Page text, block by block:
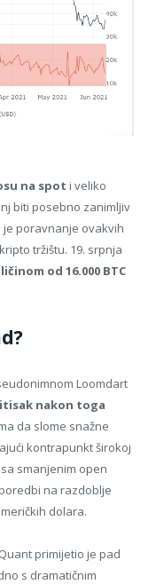
na spot i veliko
biti posebno zanimljiv
je poravnanje ovakvih
tržištu. 19. srpnja
od 16.000 BTC
Loomdart
nakon toga
da slome snažne
kontrapunkt širokoj
smanjenim open
na razdoblje
dolara.
primijetio je pad
s dramatičnim